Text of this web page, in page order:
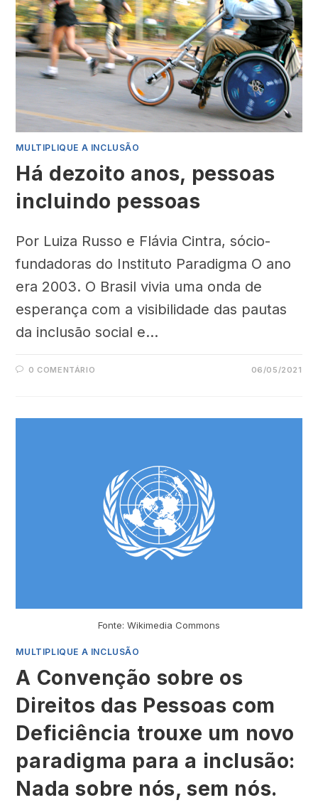
MULTIPLIQUE A INCLUSÃO
Há dezoito anos, pessoas
incluindo pessoas
Por Luiza Russo e Flávia Cintra, sócio-
fundadoras do Instituto Paradigma O ano
era 2003. O Brasil vivia uma onda de
esperança com a visibilidade das pautas
da inclusão social e…
0 COMENTÁRIO 06/05/2021
Fonte: Wikimedia Commons
MULTIPLIQUE A INCLUSÃO
A Convenção sobre os
Direitos das Pessoas com
Deficiência trouxe um novo
paradigma para a inclusão:
Nada sobre nós, sem nós.